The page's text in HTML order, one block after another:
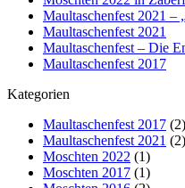
Maultaschenfest 2021 –
Maultaschenfest 2021
Maultaschenfest – Die
Maultaschenfest 2017
Kategorien
Maultaschenfest 2017 (2)
Maultaschenfest 2021 (2)
Moschten 2022 (1)
Moschten 2017 (1)